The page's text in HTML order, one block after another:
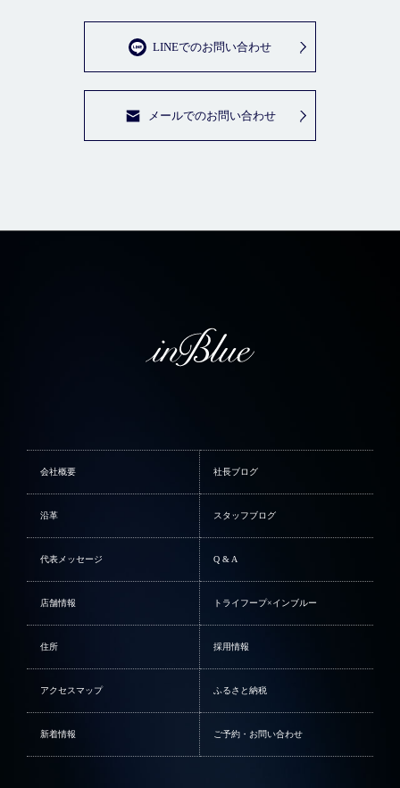
LINEでのお問い合わせ
メールでのお問い合わせ
会社概要 社長ブログ
沿革 スタッフブログ
代表メッセージ Q & A
店舗情報 トライフープ×インブルー
住所 採用情報
アクセスマップ ふるさと納税
新着情報 ご予約・お問い合わせ